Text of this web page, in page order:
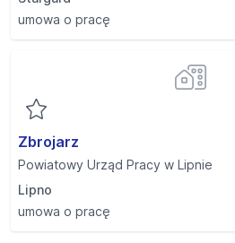
umowa o pracę
Zbrojarz
Powiatowy Urząd Pracy w Lipnie
Lipno
umowa o pracę